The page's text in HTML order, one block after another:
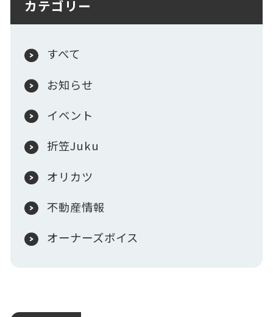
カテゴリー
すべて
お知らせ
イベント
折笠Juku
オリカツ
不動産情報
オーナーズボイス